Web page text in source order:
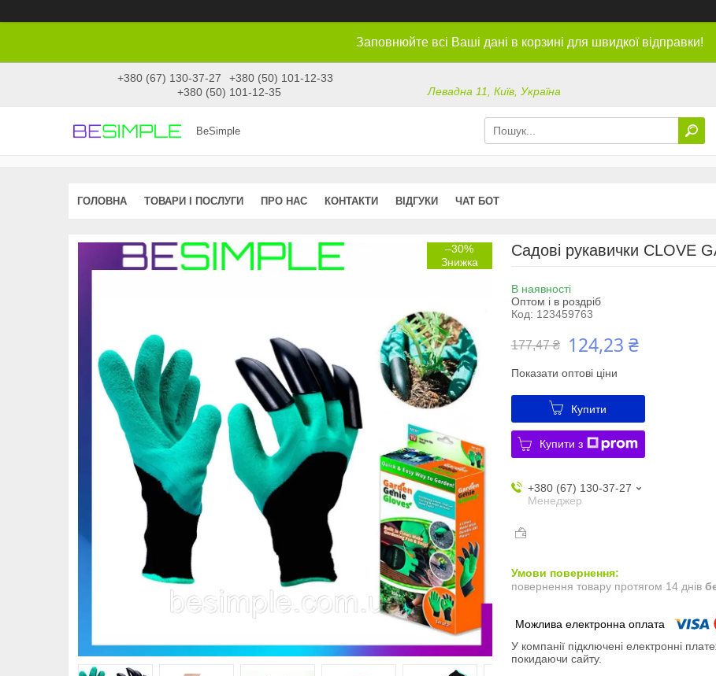
Заповнюйте всі Ваші дані в корзині для швидкої відправки!
+380 (67) 130-37-27
+380 (50) 101-12-33
+380 (50) 101-12-35
Левадна 11, Київ, Україна
BeSimple
ГОЛОВНА ТОВАРИ І ПОСЛУГИ ПРО НАС КОНТАКТИ ВІДГУКИ ЧАТ БОТ
–30% Садові рукавички CLOVE
В наявності
Оптом і в роздріб
Код: 123459763
177,47 ₴ 124,23 ₴
Показати оптові ціни
Купити
Купити з
+380 (67) 130-37-27
Менеджер
повернення товару протягом 14 днів
У компанії підключені електронні
покидаючи сайту.